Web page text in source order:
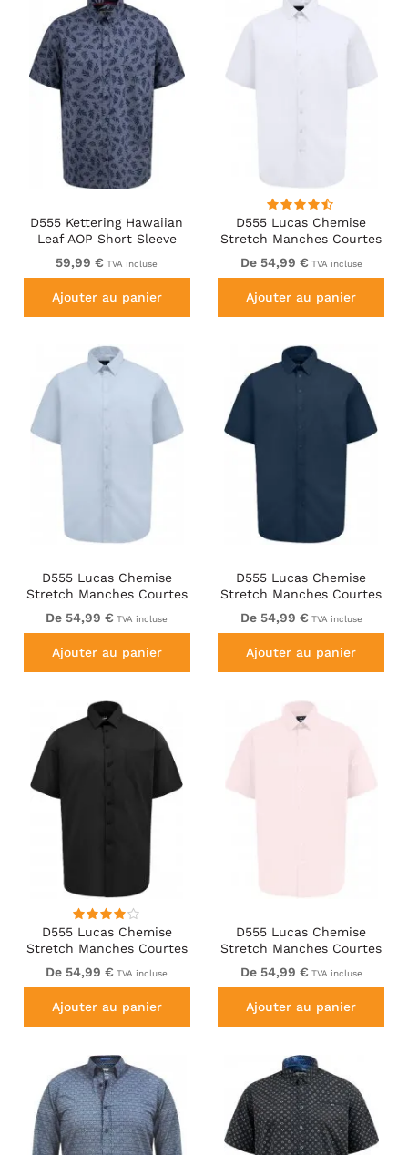
D555 Kettering Hawaiian
Leaf AOP Short Sleeve
Button Down Collar Shirt
Denim
59,99 € TVA incluse
Ajouter au panier
D555 Lucas Chemise
Stretch Manches Courtes
Anti-Taches Sans
Repassage Blanche
De 54,99 € TVA incluse
Ajouter au panier
D555 Lucas Chemise
Stretch Manches Courtes
Anti-Taches Sans
Repassage Bleu Ciel
De 54,99 € TVA incluse
Ajouter au panier
D555 Lucas Chemise
Stretch Manches Courtes
Anti-Taches Sans
Repassage Bleu Marine
De 54,99 € TVA incluse
Ajouter au panier
D555 Lucas Chemise
Stretch Manches Courtes
Anti-Taches Sans
Repassage Noire
De 54,99 € TVA incluse
Ajouter au panier
D555 Lucas Chemise
Stretch Manches Courtes
Anti-Taches Sans
Repassage Rose
De 54,99 € TVA incluse
Ajouter au panier